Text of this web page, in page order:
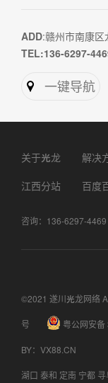
ADD:赣州市南康
TEL:136-6297-
一键导航
关于光龙 解决
江西分站
百度
咨询：136-6297-4469
©2021 遂川光龙网络
号
粤公网安
BY： VX88.CN
湖口 泰和 定南 宁都 寻